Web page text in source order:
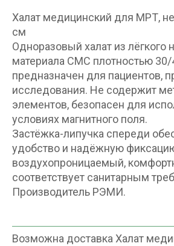
Халат медицинский для МРТ,
см
Одноразовый халат из лёгкого
материала СМС плотностью 30/
предназначен для пациентов,
исследования. Не содержит
элементов, безопасен для
условиях магнитного поля.
Застёжка-липучка спереди
удобство и надёжную
воздухопроницаемый,
соответствует санитарным
Производитель РЭМИ.
Возможна доставка Халат